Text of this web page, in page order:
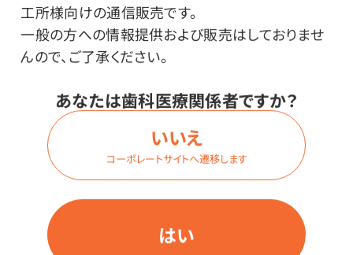
工所様向けの通信販売です。
一般の方への情報提供および販売はしておりませ
んので、ご了承ください。
あなたは歯科医療関係者ですか？
はい
いいえ
コーポレートサイトへ遷移します
メーカー・ブランド
その他